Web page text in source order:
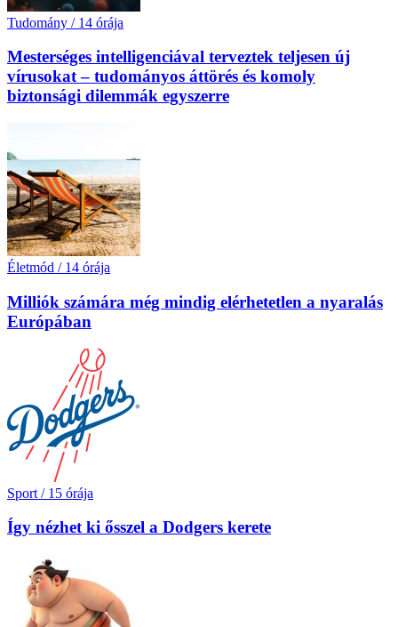
Tudomány / 14 órája
Mesterséges intelligenciával terveztek teljesen új
vírusokat – tudományos áttörés és komoly
biztonsági dilemmák egyszerre
Életmód / 14 órája
Milliók számára még mindig elérhetetlen a nyaralás
Európában
Sport / 15 órája
Így nézhet ki ősszel a Dodgers kerete